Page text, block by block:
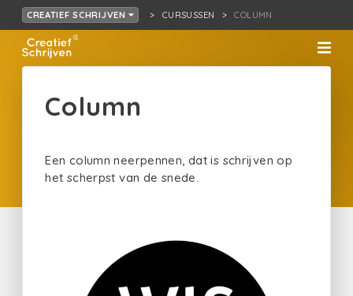
CREATIEF SCHRIJVEN CURSUSSEN COLUMN
Column
Een column neerpennen, dat is schrijven op
het scherpst van de snede.